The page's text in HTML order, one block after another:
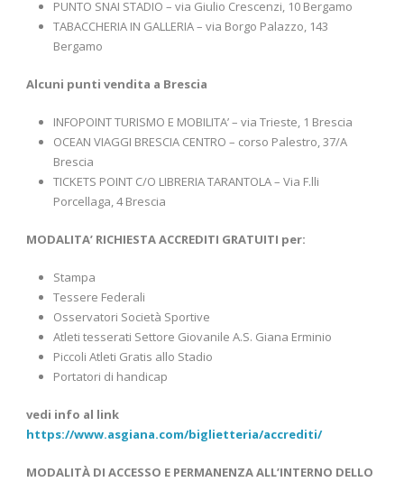
PUNTO SNAI STADIO – via Giulio Crescenzi, 10 Bergamo
TABACCHERIA IN GALLERIA – via Borgo Palazzo, 143
Bergamo
Alcuni punti vendita a Brescia
INFOPOINT TURISMO E MOBILITA’ – via Trieste, 1 Brescia
OCEAN VIAGGI BRESCIA CENTRO – corso Palestro, 37/A
Brescia
TICKETS POINT C/O LIBRERIA TARANTOLA – Via F.lli
Porcellaga, 4 Brescia
MODALITA’ RICHIESTA ACCREDITI GRATUITI per:
Stampa
Tessere Federali
Osservatori Società Sportive
Atleti tesserati Settore Giovanile A.S. Giana Erminio
Piccoli Atleti Gratis allo Stadio
Portatori di handicap
vedi info al link
https://www.asgiana.com/biglietteria/accrediti/
MODALITÀ DI ACCESSO E PERMANENZA ALL’INTERNO DELLO